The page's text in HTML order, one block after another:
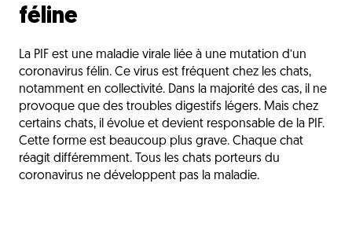
Le rôle de l’alimentation
Le lien avec les autres maladies
Un combat fragile amour solide
L'avis du vétérinaire
Questions fréquentes
Découvrez aussi
féline
La PIF est une maladie virale liée à une mutation d’un
coronavirus félin. Ce virus est fréquent chez les chats,
notamment en collectivité. Dans la majorité des cas, il ne
provoque que des troubles digestifs légers. Mais chez
certains chats, il évolue et devient responsable de la PIF.
Cette forme est beaucoup plus grave. Chaque chat
réagit différemment. Tous les chats porteurs du
coronavirus ne développent pas la maladie.